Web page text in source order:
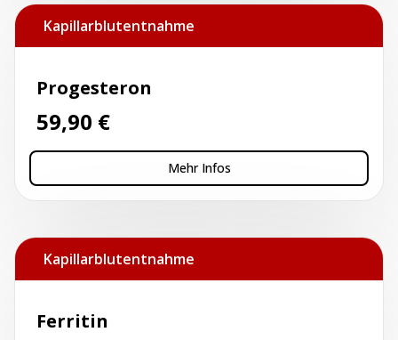
Kapillarblutentnahme
Progesteron
59,90 €
Mehr Infos
Kapillarblutentnahme
Ferritin